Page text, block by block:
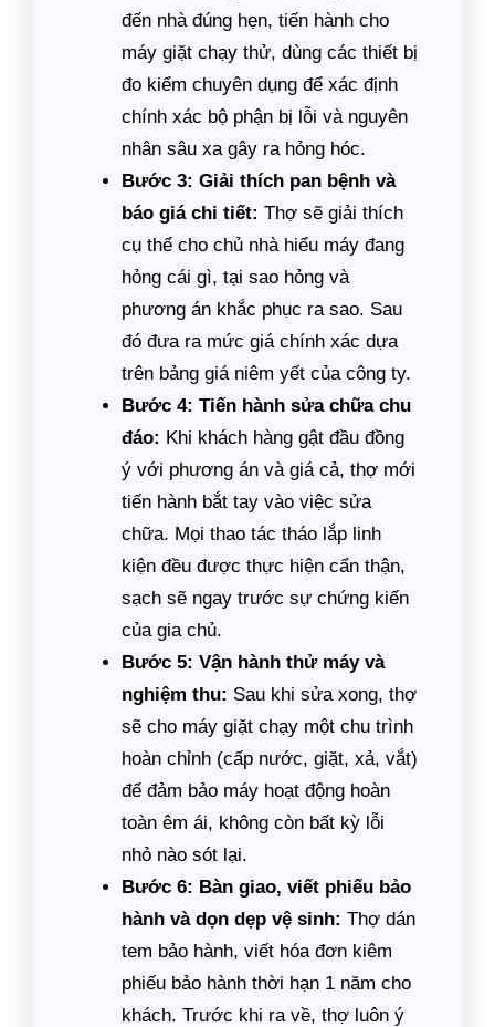
đến nhà đúng hẹn, tiến hành cho
máy giặt chạy thử, dùng các thiết bị
đo kiểm chuyên dụng để xác định
chính xác bộ phận bị lỗi và nguyên
nhân sâu xa gây ra hỏng hóc.
Bước 3: Giải thích pan bệnh và
báo giá chi tiết: Thợ sẽ giải thích
cụ thể cho chủ nhà hiểu máy đang
hỏng cái gì, tại sao hỏng và
phương án khắc phục ra sao. Sau
đó đưa ra mức giá chính xác dựa
trên bảng giá niêm yết của công ty.
Bước 4: Tiến hành sửa chữa chu
đáo: Khi khách hàng gật đầu đồng
ý với phương án và giá cả, thợ mới
tiến hành bắt tay vào việc sửa
chữa. Mọi thao tác tháo lắp linh
kiện đều được thực hiện cẩn thận,
sạch sẽ ngay trước sự chứng kiến
của gia chủ.
Bước 5: Vận hành thử máy và
nghiệm thu: Sau khi sửa xong, thợ
sẽ cho máy giặt chạy một chu trình
hoàn chỉnh (cấp nước, giặt, xả, vắt)
để đảm bảo máy hoạt động hoàn
toàn êm ái, không còn bất kỳ lỗi
nhỏ nào sót lại.
Bước 6: Bàn giao, viết phiếu bảo
hành và dọn dẹp vệ sinh: Thợ dán
tem bảo hành, viết hóa đơn kiêm
phiếu bảo hành thời hạn 1 năm cho
khách. Trước khi ra về, thợ luôn ý